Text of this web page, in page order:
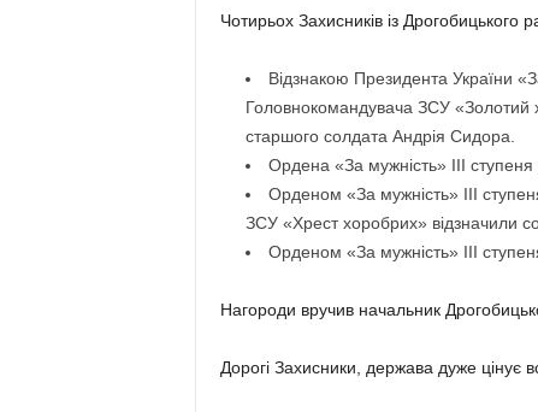
Чотирьох Захисників із Дрогобицького
Відзнакою Президента України
Головнокомандувача ЗСУ «Золотий
старшого солдата Андрія Сидора.
Ордена «За мужність» ІІІ
Орденом «За мужність» ІІІ
ЗСУ «Хрест хоробрих» відзначили
Орденом «За мужність» ІІІ
Нагороди вручив начальник
Дорогі Захисники, держава дуже цінує